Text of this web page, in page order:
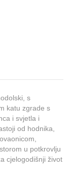
s
katu zgrade s
i svjetla i
od hodnika,
u potkrovlju
cjelogodišnji život